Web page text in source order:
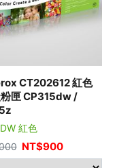
CT202612 紅色
匣 CP315dw /
紅色
NT$900